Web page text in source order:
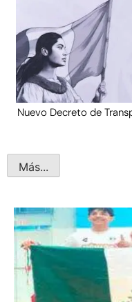
Nuevo Decreto de
Más...